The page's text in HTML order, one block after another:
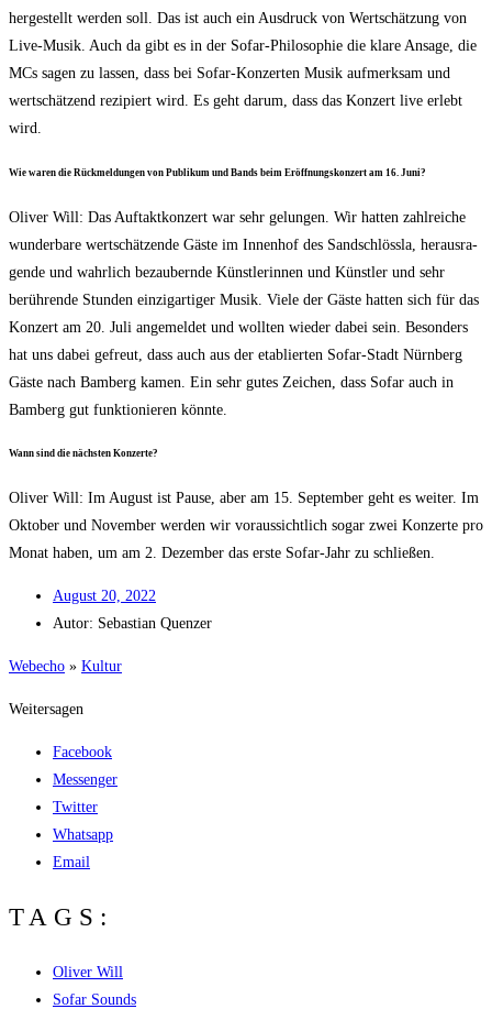
her­ge­stellt wer­den soll. Das ist auch ein Aus­druck von Wert­schät­zung von
Live-Musik. Auch da gibt es in der Sofar-Phi­lo­so­phie die kla­re Ansa­ge, die
MCs sagen zu las­sen, dass bei Sofar-Kon­zer­ten Musik auf­merk­sam und
wert­schät­zend rezi­piert wird. Es geht dar­um, dass das Kon­zert live erlebt
wird.
Wie waren die Rück­mel­dun­gen von Publi­kum und Bands beim Eröff­nungs­kon­zert am 16. Juni?
Oli­ver Will: Das Auf­takt­kon­zert war sehr gelun­gen. Wir hat­ten zahl­rei­che
wun­der­ba­re wert­schät­zen­de Gäs­te im Innen­hof des Sand­schlöss­la, her­aus­ra­
gen­de und wahr­lich bezau­bern­de Künst­le­rin­nen und Künst­ler und sehr
berüh­ren­de Stun­den ein­zig­ar­ti­ger Musik. Vie­le der Gäs­te hat­ten sich für das
Kon­zert am 20. Juli ange­mel­det und woll­ten wie­der dabei sein. Beson­ders
hat uns dabei gefreut, dass auch aus der eta­blier­ten Sofar-Stadt Nürn­berg
Gäs­te nach Bam­berg kamen. Ein sehr gutes Zei­chen, dass Sofar auch in
Bam­berg gut funk­tio­nie­ren könnte.
Wann sind die nächs­ten Konzerte?
Oli­ver Will: Im August ist Pau­se, aber am 15. Sep­tem­ber geht es wei­ter. Im
Okto­ber und Novem­ber wer­den wir vor­aus­sicht­lich sogar zwei Kon­zer­te pro
Monat haben, um am 2. Dezem­ber das ers­te Sofar-Jahr zu schließen.
August 20, 2022
Autor: Sebas­ti­an Quenzer
Web­echo » Kul­tur
Weitersagen
Facebook
Messenger
Twitter
Whatsapp
Email
TAGS:
Oliver Will
Sofar Sounds